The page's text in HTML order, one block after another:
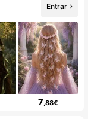
Entrar
7,88€